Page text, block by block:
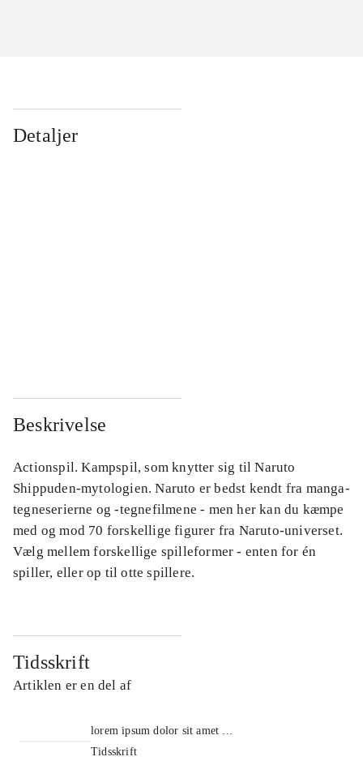
Detaljer
Beskrivelse
Actionspil. Kampspil, som knytter sig til Naruto
Shippuden-mytologien. Naruto er bedst kendt fra manga-
tegneserierne og -tegnefilmene - men her kan du kæmpe
med og mod 70 forskellige figurer fra Naruto-universet.
Vælg mellem forskellige spilleformer - enten for én
spiller, eller op til otte spillere.
Tidsskrift
Artiklen er en del af
lorem ipsum dolor sit amet ...
Tidsskrift